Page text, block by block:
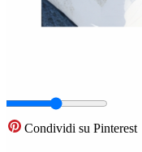
Condividi su Pinterest